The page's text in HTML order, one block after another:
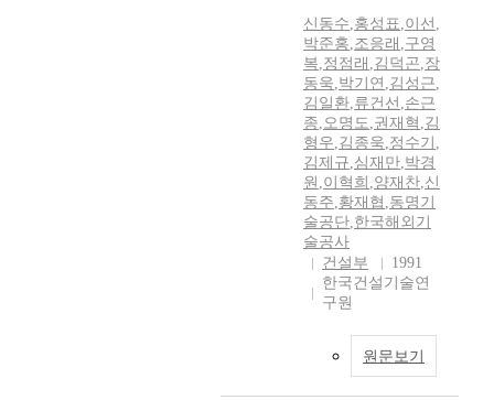
신동수,홍성표,이선 ,
박준홍,조응래 ,구영
복,정점래 ,김덕곤,장
동욱,박기연 ,김성근,
김일환,류건선 ,손근
종,오명도,권재혁 ,김
형우,김종욱,정수기 ,
김제규,심재만,박경
원 ,이혁희 ,양재찬,신
동주,황재협 ,동명기
술공단,한국해외기
술공사
건설부
1991
한국건설기술연
구원
원문보기